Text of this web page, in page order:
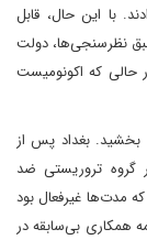
با این حال، قابل
نظرسنجی‌ها، دولت
حالی که اکونومیست
بخشید. بغداد پس از
گروه تروریستی ضد
مدت‌ها غیرفعال بود
همکاری بی‌سابقه در